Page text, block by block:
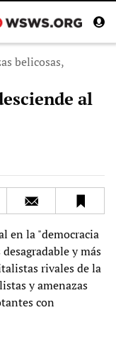
belicosas,
al
en la "democracia
y más
rivales de la
y amenazas
con